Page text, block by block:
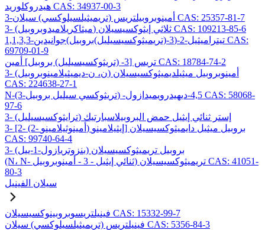
هيدروكلوريد CAS: 34937-00-3
3-أمينوبروبيلتريس (تريميثيلسيلوكسي) سيلان CAS: 25357-81-7
3- (ميثاكريلاميدوبروبيل) ثلاثي إيثوكسيسيلان CAS: 109213-85-6
1,1,3,3-تيتراميثيل-2-(3-(تريميثوكسيسيليل)بروبيل)جوانيدين CAS:
69709-01-9
تريس [3- (تريثوكسيسيليل) بروبيل] أمين CAS: 18784-74-2
3- (ن، ن-ديميثيلامينوبروبيل) أمينوبروبيل ميثيلديميثوكسيسيلان
CAS: 224638-27-1
N-(3-تريثوكسي سيليل بروبيل) -4,5-ديهيدرويميدازول CAS: 58068-
97-6
3- (ترايثوكسيسيليل) إستر ثنائي إيثيل حمض البروبيلاسبارتيك
3- [2- (2- أمينوثيلامينو) إيثيلامينو] بروبيل ميثيل دايميثوكسيسيلان
CAS: 99740-64-4
3- (بنزوتريازول-1-ييل) بروبيل تريميثوكسيسيلان
(N، N- ثنائي إيثيل - 3 - أمينوبروبيل) تريميثوكسيسيلان CAS: 41051-
80-3
سيلان الفينيل
فينيلتريسوبروبينوكسيسيلان CAS: 15332-99-7
فينيلتريس (تريميثيلسيلوكسي) سيلان CAS: 5356-84-3